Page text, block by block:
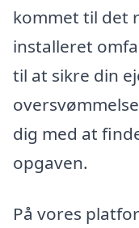
kommet til det
installeret
til at sikre din
dig med at
opgaven.
På vores